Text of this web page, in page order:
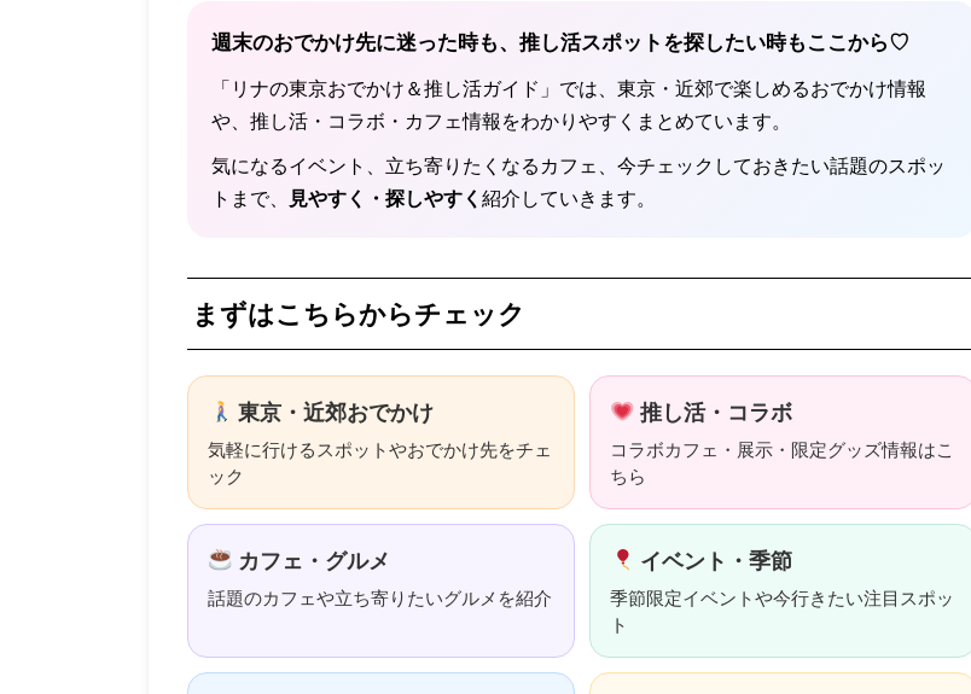
週末のおでかけ先に迷った時も、推し活スポットを探したい時もここから♡
「リナの東京おでかけ＆推し活ガイド」では、東京・近郊で楽しめるおでかけ情報
や、推し活・コラボ・カフェ情報をわかりやすくまとめています。
気になるイベント、立ち寄りたくなるカフェ、今チェックしておきたい話題のスポッ
トまで、
見やすく・探しやすく 紹介していきます。
まずはこちらからチェック
東京・近郊おでかけ
気軽に行けるスポットやおでかけ先をチェ
ック
推し活・コラボ
コラボカフェ・展示・限定グッズ情報はこ
ちら
カフェ・グルメ
話題のカフェや立ち寄りたいグルメを紹介
イベント・季節
季節限定イベントや今行きたい注目スポッ
ト